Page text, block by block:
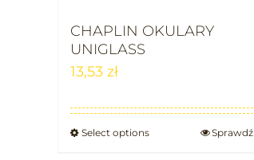
CHAPLIN OKULARY
UNIGLASS
13,53 zł
Select options Sprawdź